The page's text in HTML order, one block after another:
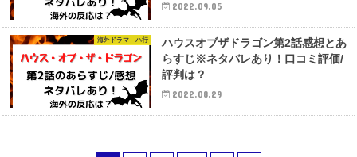
2022.09.05
海外ドラマ ハ行
ハウスオブザドラゴン第2話感想とあ
らすじ※ネタバレあり！口コミ評価/
評判は？
2022.08.29